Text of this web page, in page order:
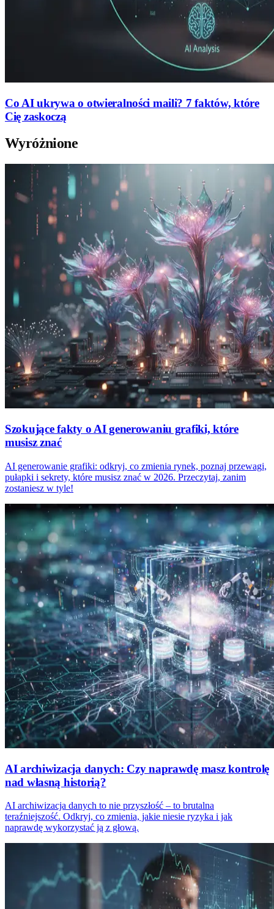
Co AI ukrywa o otwieralności maili? 7 faktów, które
Cię zaskoczą
Wyróżnione
Szokujące fakty o AI generowaniu grafiki, które
musisz znać
AI generowanie grafiki: odkryj, co zmienia rynek, poznaj przewagi,
pułapki i sekrety, które musisz znać w 2026. Przeczytaj, zanim
zostaniesz w tyle!
AI archiwizacja danych: Czy naprawdę masz kontrolę
nad własną historią?
AI archiwizacja danych to nie przyszłość – to brutalna
teraźniejszość. Odkryj, co zmienia, jakie niesie ryzyka i jak
naprawdę wykorzystać ją z głową.